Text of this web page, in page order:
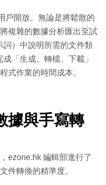
戶開放。無論是將鬆散的
複雜的數據分析匯出至試
詞）中說明所需的文件類
「生成、轉檔、下載」
式作業的時間成本。
據與手寫轉
ezone.hk 編輯部進行了
件轉換的精準度。